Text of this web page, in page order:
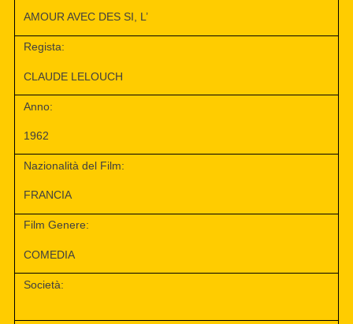
AMOUR AVEC DES SI, L’
Regista:
CLAUDE LELOUCH
Anno:
1962
Nazionalità del Film:
FRANCIA
Film Genere:
COMEDIA
Società: